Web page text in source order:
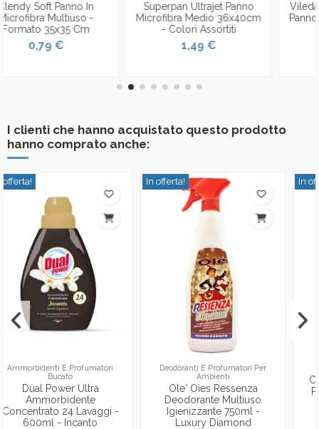
Superpan Ultrajet Panno
Microfibra Medio 36x40cm
- Colori Assortiti
Vileda Microfibre Universal
Panno Multiuso - 36x38cm
1,99 €
I clienti che hanno acquistato questo prodotto
hanno comprato anche:
In offerta!
Deodoranti E Profumatori Per
Ambienti
Ole' Oies Ressenza
Deodorante Multiuso
Igienizzante 750ml -
Luxury Diamond
In offerta!
Panni - Stracci - Pellette
Clendy Panno Microfibra
Pavimenti - 40x60 Cm -
Vari Colori
1,49 €